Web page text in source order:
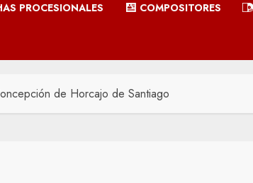
PROCESIONALES COMPOSITORES
de Horcajo de Santiago